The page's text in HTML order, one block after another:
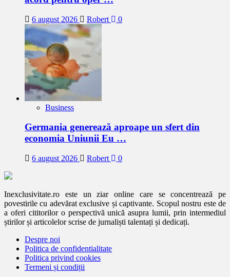
6 august 2026 Robert 0
Business
Germania generează aproape un sfert din
economia Uniunii Eu …
6 august 2026 Robert 0
Inexclusivitate.ro este un ziar online care se concentrează pe
povestirile cu adevărat exclusive și captivante. Scopul nostru este de
a oferi cititorilor o perspectivă unică asupra lumii, prin intermediul
știrilor și articolelor scrise de jurnaliști talentați și dedicați.
Despre noi
Politica de confidentialitate
Politica privind cookies
Termeni și condiții